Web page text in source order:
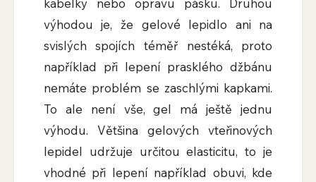
kabelky nebo opravu pásku. Druhou
výhodou je, že gelové lepidlo ani na
svislých spojích téměř nestéká, proto
například při lepení prasklého džbánu
nemáte problém se zaschlými kapkami.
To ale není vše, gel má ještě jednu
výhodu. Většina gelových vteřinových
lepidel udržuje určitou elasticitu, to je
vhodné při lepení například obuvi, kde